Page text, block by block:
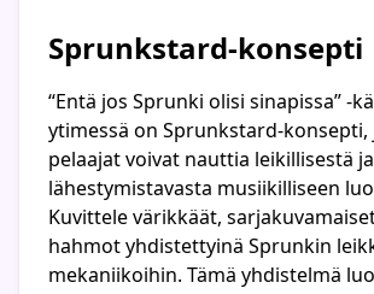
Sprunkstard-konsepti
“Entä jos Sprunki olisi sinapissa” -
ytimessä on Sprunkstard-konsepti,
pelaajat voivat nauttia leikillisestä
lähestymistavasta musiikilliseen
Kuvittele värikkäät,
hahmot yhdistettyinä Sprunkin
mekaniikoihin. Tämä yhdistelmä